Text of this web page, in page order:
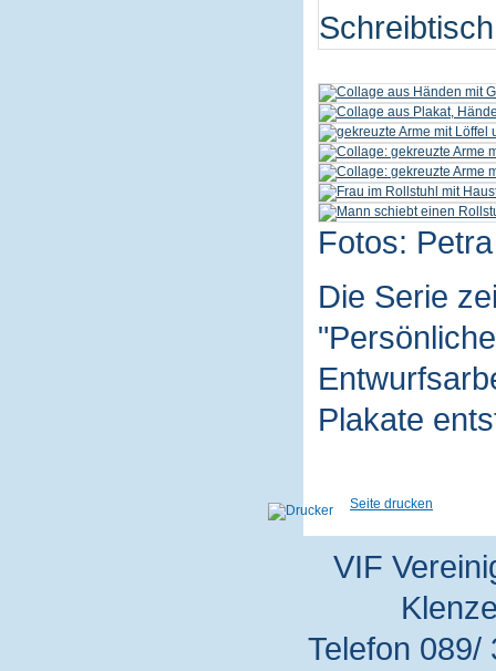
Fotos:
Die Serie
Plakate
Seite drucken
VIF
Telefon